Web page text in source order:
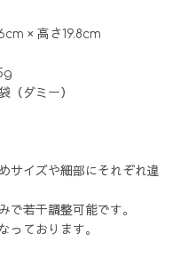
高さ19.8cm
（ダミー）
サイズや細部にそれぞれ違
で若干調整可能です。
っております。